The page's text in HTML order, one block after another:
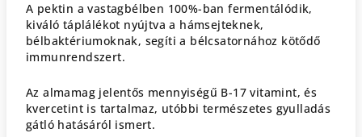
A pektin a vastagbélben 100%-ban fermentálódik,
kiváló táplálékot nyújtva a hámsejteknek,
bélbaktériumoknak, segíti a bélcsatornához kötődő
immunrendszert.
Az almamag jelentős mennyiségű B-17 vitamint, és
kvercetint is tartalmaz, utóbbi természetes gyulladás
gátló hatásáról ismert.